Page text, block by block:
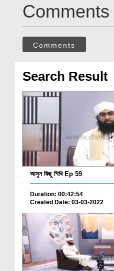
Comments
Comments
Search Result
আসুন কিছু শিখি Ep 59
Duration: 00:42:54
Created Date: 03-03-2022